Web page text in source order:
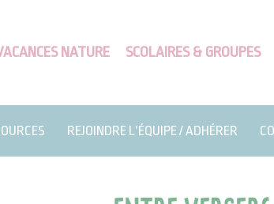
NATURE SCOLAIRES & GROUPES
REJOINDRE L’ÉQUIPE / ADHÉRER